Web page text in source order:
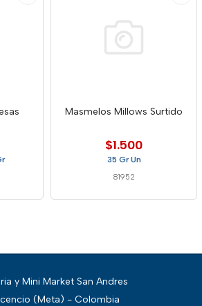
Masmelos Millows Surtido
$1.500
35 Gr Un
81952
y Mini Market San Andres
(Meta) - Colombia